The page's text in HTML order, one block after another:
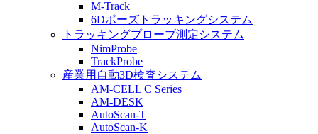
M-Track
6Dポーズトラッキングシステム
トラッキングプローブ測定システム
NimProbe
TrackProbe
産業用自動3D検査システム
AM-CELL C Series
AM-DESK
AutoScan-T
AutoScan-K